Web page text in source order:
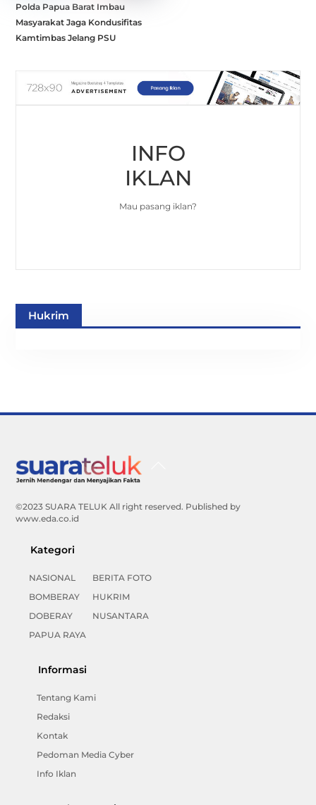
Polda Papua Barat Imbau
Masyarakat Jaga Kondusifitas
Kamtimbas Jelang PSU
INFO
IKLAN
Mau pasang iklan?
Hukrim
©2023 SUARA TELUK All right reserved. Published by
www.eda.co.id
Kategori
NASIONAL
BOMBERAY
DOBERAY
PAPUA RAYA
BERITA FOTO
HUKRIM
NUSANTARA
Informasi
Tentang Kami
Redaksi
Kontak
Pedoman Media Cyber
Info Iklan